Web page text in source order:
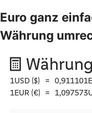
Euro ganz
Währung